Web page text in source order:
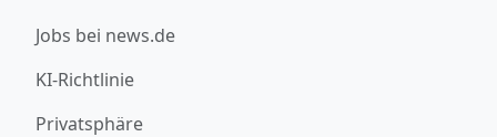
Jobs bei news.de
KI-Richtlinie
Privatsphäre